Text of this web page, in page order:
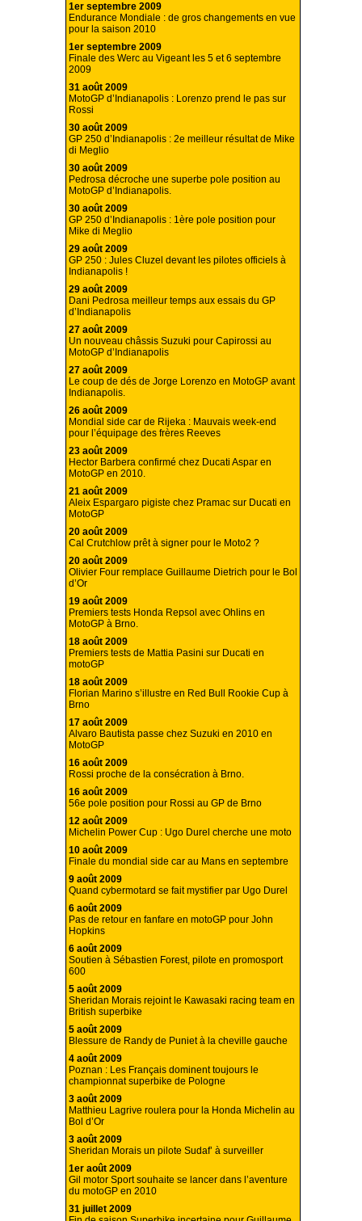
1er septembre 2009
Endurance Mondiale : de gros changements en vue
pour la saison 2010
1er septembre 2009
Finale des Werc au Vigeant les 5 et 6 septembre
2009
31 août 2009
MotoGP d’Indianapolis : Lorenzo prend le pas sur
Rossi
30 août 2009
GP 250 d’Indianapolis : 2e meilleur résultat de Mike
di Meglio
30 août 2009
Pedrosa décroche une superbe pole position au
MotoGP d’Indianapolis.
30 août 2009
GP 250 d’Indianapolis : 1ère pole position pour
Mike di Meglio
29 août 2009
GP 250 : Jules Cluzel devant les pilotes officiels à
Indianapolis !
29 août 2009
Dani Pedrosa meilleur temps aux essais du GP
d’Indianapolis
27 août 2009
Un nouveau châssis Suzuki pour Capirossi au
MotoGP d’Indianapolis
27 août 2009
Le coup de dés de Jorge Lorenzo en MotoGP avant
Indianapolis.
26 août 2009
Mondial side car de Rijeka : Mauvais week-end
pour l’équipage des frères Reeves
23 août 2009
Hector Barbera confirmé chez Ducati Aspar en
MotoGP en 2010.
21 août 2009
Aleix Espargaro pigiste chez Pramac sur Ducati en
MotoGP
20 août 2009
Cal Crutchlow prêt à signer pour le Moto2 ?
20 août 2009
Olivier Four remplace Guillaume Dietrich pour le Bol
d’Or
19 août 2009
Premiers tests Honda Repsol avec Ohlins en
MotoGP à Brno.
18 août 2009
Premiers tests de Mattia Pasini sur Ducati en
motoGP
18 août 2009
Florian Marino s’illustre en Red Bull Rookie Cup à
Brno
17 août 2009
Alvaro Bautista passe chez Suzuki en 2010 en
MotoGP
16 août 2009
Rossi proche de la consécration à Brno.
16 août 2009
56e pole position pour Rossi au GP de Brno
12 août 2009
Michelin Power Cup : Ugo Durel cherche une moto
10 août 2009
Finale du mondial side car au Mans en septembre
9 août 2009
Quand cybermotard se fait mystifier par Ugo Durel
6 août 2009
Pas de retour en fanfare en motoGP pour John
Hopkins
6 août 2009
Soutien à Sébastien Forest, pilote en promosport
600
5 août 2009
Sheridan Morais rejoint le Kawasaki racing team en
British superbike
5 août 2009
Blessure de Randy de Puniet à la cheville gauche
4 août 2009
Poznan : Les Français dominent toujours le
championnat superbike de Pologne
3 août 2009
Matthieu Lagrive roulera pour la Honda Michelin au
Bol d’Or
3 août 2009
Sheridan Morais un pilote Sudaf’ à surveiller
1er août 2009
Gil motor Sport souhaite se lancer dans l’aventure
du motoGP en 2010
31 juillet 2009